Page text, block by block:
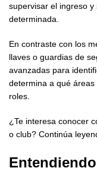
supervisar el ingreso
determinada.
En contraste con los
llaves o guardias de
avanzadas para
determina a qué
roles.
¿Te interesa conocer
o club? Continúa